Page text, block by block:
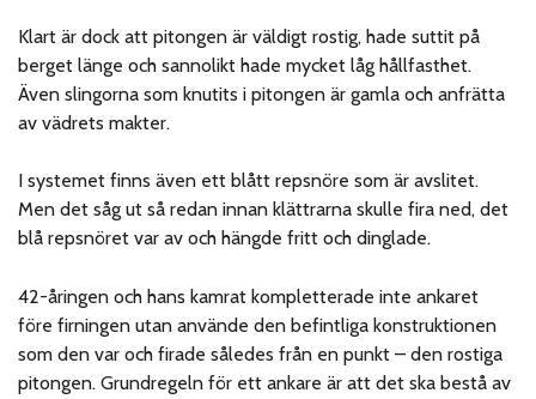
Klart är dock att pitongen är väldigt rostig, hade suttit på
berget länge och sannolikt hade mycket låg hållfasthet.
Även slingorna som knutits i pitongen är gamla och anfrätta
av vädrets makter.
I systemet finns även ett blått repsnöre som är avslitet.
Men det såg ut så redan innan klättrarna skulle fira ned, det
blå repsnöret var av och hängde fritt och dinglade.
42-åringen och hans kamrat kompletterade inte ankaret
före firningen utan använde den befintliga konstruktionen
som den var och firade således från en punkt – den rostiga
pitongen. Grundregeln för ett ankare är att det ska bestå av